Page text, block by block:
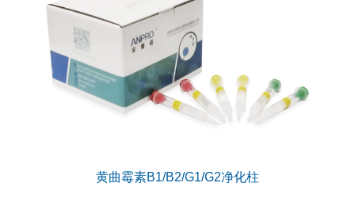
黄曲霉素B1/B2/G1/G2净化柱